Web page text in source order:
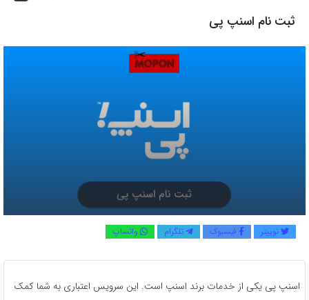
ثبت نام اسنپ پی
توییتر فیسبوک تلگرام واتساپ
اسنپ ‌پی یکی از خدمات برند اسنپ است. این سرویس اعتباری به شما کمک